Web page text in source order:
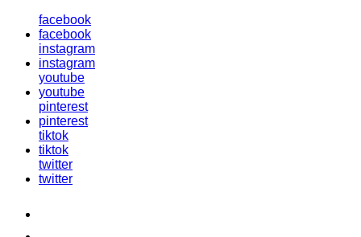
facebook
facebook
instagram
instagram
youtube
youtube
pinterest
pinterest
tiktok
tiktok
twitter
twitter